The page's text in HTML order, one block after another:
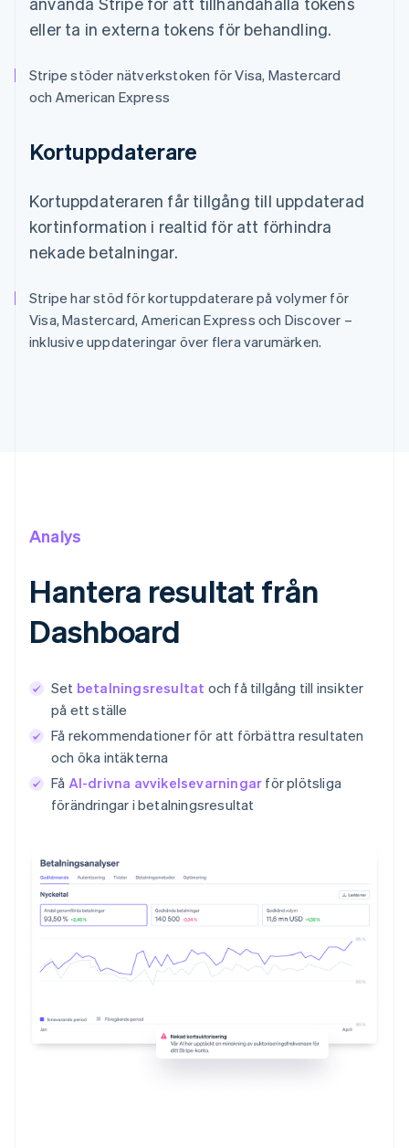
eller ta in externa tokens för behandling.
Stripe stöder nätverkstoken för Visa, Mastercard
och American Express
Kortuppdaterare
Kortuppdateraren får tillgång till uppdaterad
kortinformation i realtid för att förhindra
nekade betalningar.
Stripe har stöd för kortuppdaterare på volymer för
Visa, Mastercard, American Express och Discover –
inklusive uppdateringar över flera varumärken.
Analys
Hantera resultat från
Dashboard
Set betalningsresultat och få tillgång till insikter
på ett ställe
Få rekommendationer för att förbättra resultaten
och öka intäkterna
Få AI-drivna avvikelsevarningar för plötsliga
förändringar i betalningsresultat